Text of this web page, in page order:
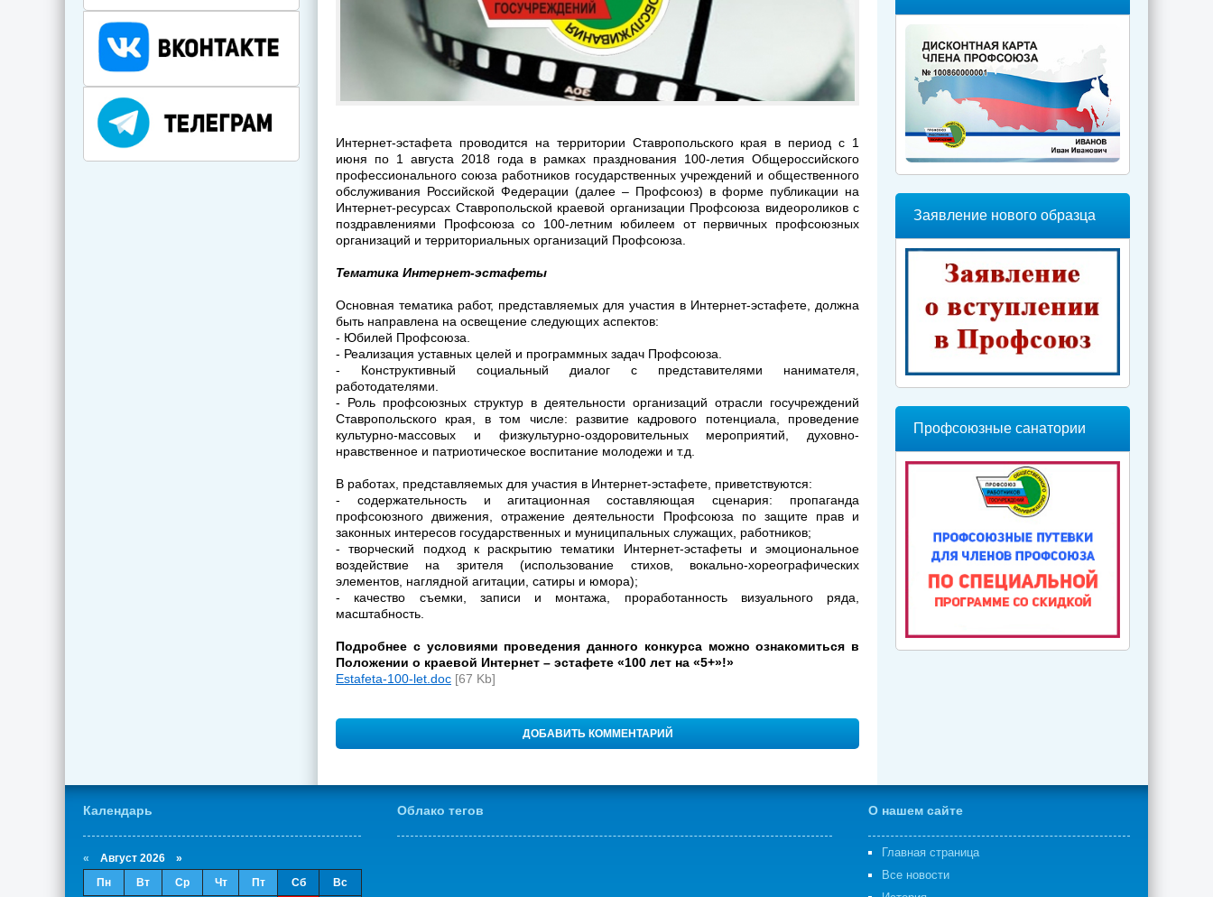
Интернет-эстафета проводится на территории Ставропольского края в период с 1
июня по 1 августа 2018 года в рамках празднования 100-летия Общероссийского
профессионального союза работников государственных учреждений и общественного
обслуживания Российской Федерации (далее – Профсоюз) в форме публикации на
Интернет-ресурсах Ставропольской краевой организации Профсоюза видеороликов с
поздравлениями Профсоюза со 100-летним юбилеем от первичных профсоюзных
организаций и территориальных организаций Профсоюза.
Тематика Интернет-эстафеты
Основная тематика работ, представляемых для участия в Интернет-эстафете, должна
быть направлена на освещение следующих аспектов:
- Юбилей Профсоюза.
- Реализация уставных целей и программных задач Профсоюза.
- Конструктивный социальный диалог с представителями нанимателя,
работодателями.
- Роль профсоюзных структур в деятельности организаций отрасли госучреждений
Ставропольского края, в том числе: развитие кадрового потенциала, проведение
культурно-массовых и физкультурно-оздоровительных мероприятий, духовно-
нравственное и патриотическое воспитание молодежи и т.д.
В работах, представляемых для участия в Интернет-эстафете, приветствуются:
- содержательность и агитационная составляющая сценария: пропаганда
профсоюзного движения, отражение деятельности Профсоюза по защите прав и
законных интересов государственных и муниципальных служащих, работников;
- творческий подход к раскрытию тематики Интернет-эстафеты и эмоциональное
воздействие на зрителя (использование стихов, вокально-хореографических
элементов, наглядной агитации, сатиры и юмора);
- качество съемки, записи и монтажа, проработанность визуального ряда,
масштабность.
Подробнее с условиями проведения данного конкурса можно ознакомиться в
Положении о краевой Интернет – эстафете «100 лет на «5+»!»
Estafeta-100-let.doc [67 Kb]
ДОБАВИТЬ КОММЕНТАРИЙ
Заявление нового образца
Профсоюзные санатории
Календарь
« Август 2026 »
Пн
Вт Ср Чт Пт Сб Вс
Облако тегов О нашем сайте
Главная страница
Все новости